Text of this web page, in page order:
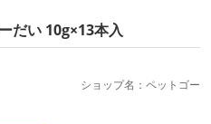
だい 10g×13本入
ショップ名：ペットゴー